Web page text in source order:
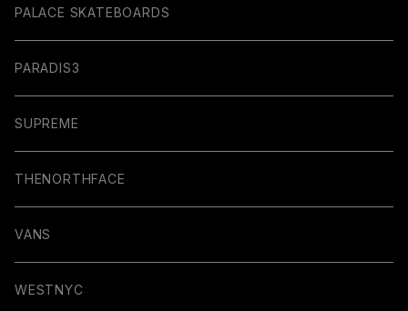
PALACE SKATEBOARDS
PARADIS3
SUPREME
THENORTHFACE
VANS
WESTNYC